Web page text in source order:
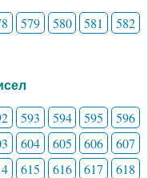
579 580 581
582
593 594 595
596
604 605 606
607
615 616 617
618